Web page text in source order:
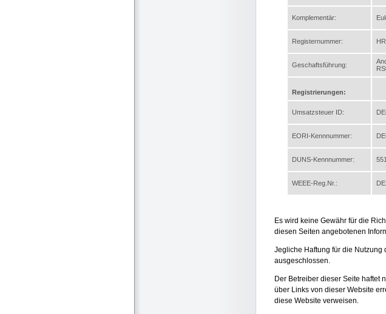
Komplementär:
Registernummer:
Geschaftsführung:
Registrierungen:
Umsatzsteuer ID:
EORI-Kennnummer:
DUNS-Kennnummer:
WEEE-Reg.Nr.:
Es wird keine Gewähr für die
diesen Seiten angebotenen
Jegliche Haftung für die Nutzung
ausgeschlossen.
Der Betreiber dieser Seite haftet
über Links von dieser Website
diese Website verweisen.